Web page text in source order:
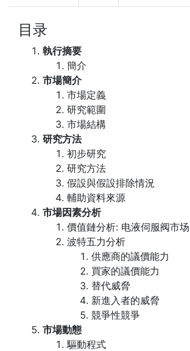
目录
執行摘要
簡介
市場簡介
市場定義
研究範圍
市場結構
研究方法
初步研究
研究方法
假設與假設排除情況
輔助資料來源
市場因素分析
價值鏈分析: 电液伺服阀市场
波特五力分析
供應商的議價能力
買家的議價能力
替代威脅
新進入者的威脅
競爭性競爭
市場動態
驅動程式